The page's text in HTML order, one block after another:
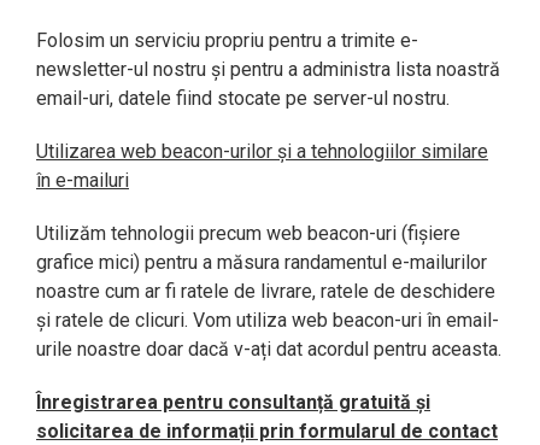
Folosim un serviciu propriu pentru a trimite e-
newsletter-ul nostru și pentru a administra lista noastră
email-uri, datele fiind stocate pe server-ul nostru.
Utilizarea web beacon-urilor și a tehnologiilor similare
în e-mailuri
Utilizăm tehnologii precum web beacon-uri (fișiere
grafice mici) pentru a măsura randamentul e-mailurilor
noastre cum ar fi ratele de livrare, ratele de deschidere
și ratele de clicuri. Vom utiliza web beacon-uri în email-
urile noastre doar dacă v-ați dat acordul pentru aceasta.
Înregistrarea pentru consultanță gratuită și
solicitarea de informații prin formularul de contact